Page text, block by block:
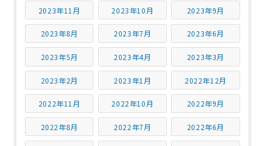
2023年11月 2023年10月 2023年9月
2023年8月 2023年7月 2023年6月
2023年5月 2023年4月 2023年3月
2023年2月 2023年1月 2022年12月
2022年11月 2022年10月 2022年9月
2022年8月 2022年7月 2022年6月